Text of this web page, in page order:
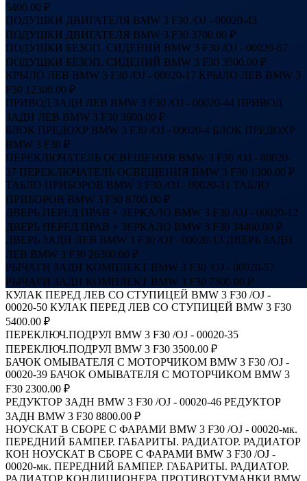
5400.00 ₽
ПОДУШКИ ДВИГАТЕЛЯ BMW 3 F30 /OJ - 00020-43
ПОДУШКИ ДВИГАТЕЛЯ BMW 3 F30 3700.00 ₽
ПОДУШКИ БЕЗОП. СИДЕНИЙ BMW 3 F30 /OJ - 00020-67
ПОДУШКИ БЕЗОП. СИДЕНИЙ BMW 3 F30 3500.00 ₽
КРЫЛО ЛЕВ BMW 3 F30 /OJ - 00020-17 КРЫЛО ЛЕВ BMW 3
F30 12300.00 ₽
ПРИВОД ЗАДН ЛЕВ BMW 3 F30 /OJ - 00020-44 ПРИВОД
ЗАДН ЛЕВ BMW 3 F30 3600.00 ₽
БЛОК ПРЕДОХР BMW 3 F30 /OJ - 00020-4 БЛОК ПРЕДОХР
BMW 3 F30 ₽
ПЕРЕКЛЮЧАТЕЛЬ ОСВЕЩЕНИЯ BMW 3 F30 /OJ - 00020-
37 ПЕРЕКЛЮЧАТЕЛЬ ОСВЕЩЕНИЯ BMW 3 F30 1300.00 ₽
ТАБЛО ПРИБОРОВ BMW 3 F30 /OJ - 00020-31 ТАБЛО
ПРИБОРОВ BMW 3 F30 8700.00 ₽
ДВЕРЬ ПЕРЕД ПРАВ + ЗЕРКАЛО BMW 3 F30 /OJ - 00020-12
ДВЕРЬ ПЕРЕД ПРАВ + ЗЕРКАЛО BMW 3 F30 34400.00 ₽
ДВЕРЬ ЗАДН ЛЕВ BMW 3 F30 /OJ - 00020-13 ДВЕРЬ ЗАДН
ЛЕВ BMW 3 F30 26300.00 ₽
РЫЧАГИ ЗАДН КОМПЛЕКТ BMW 3 F30 /OJ - 00020-57
РЫЧАГИ ЗАДН КОМПЛЕКТ BMW 3 F30 7300.00 ₽
КУЛАК ПЕРЕД ЛЕВ СО СТУПИЦЕЙ BMW 3 F30 /OJ -
00020-50 КУЛАК ПЕРЕД ЛЕВ СО СТУПИЦЕЙ BMW 3 F30
5400.00 ₽
ПЕРЕКЛЮЧ.ПОДРУЛ BMW 3 F30 /OJ - 00020-35
ПЕРЕКЛЮЧ.ПОДРУЛ BMW 3 F30 3500.00 ₽
БАЧОК ОМЫВАТЕЛЯ С МОТОРЧИКОМ BMW 3 F30 /OJ -
00020-39 БАЧОК ОМЫВАТЕЛЯ С МОТОРЧИКОМ BMW 3
F30 2300.00 ₽
РЕДУКТОР ЗАДН BMW 3 F30 /OJ - 00020-46 РЕДУКТОР
ЗАДН BMW 3 F30 8800.00 ₽
НОУСКАТ В СБОРЕ С ФАРАМИ BMW 3 F30 /OJ - 00020-мк.
ПЕРЕДНИЙ БАМПЕР. ГАБАРИТЫ. РАДИАТОР. РАДИАТОР
КОН НОУСКАТ В СБОРЕ С ФАРАМИ BMW 3 F30 /OJ -
00020-мк. ПЕРЕДНИЙ БАМПЕР. ГАБАРИТЫ. РАДИАТОР.
РАДИАТОР КОНДИЦИОНЕРА ПРОТИВОТУМАНКИ BMW